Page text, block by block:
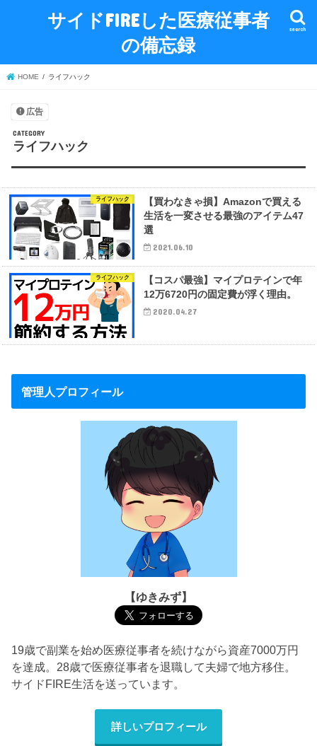
サイドFIREした医療従事者
の備忘録
search
HOME ライフハック
広告
ライフハック
ライフハック
【買わなきゃ損】Amazonで買える
生活を一変させる最強のアイテム47
選
2021.06.10
ライフハック
【コスパ最強】マイプロテインで年
12万6720円の固定費が浮く理由。
2020.04.27
管理人プロフィール
【ゆきみず】
19歳で副業を始め医療従事者を続けながら資産7000万円
を達成。28歳で医療従事者を退職して夫婦で地方移住。
サイドFIRE生活を送っています。
詳しいプロフィール